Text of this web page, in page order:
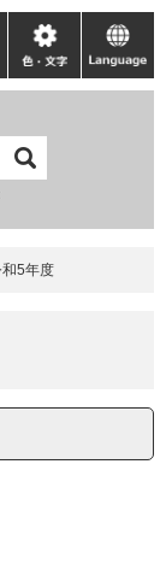
色・
文
language
5年度